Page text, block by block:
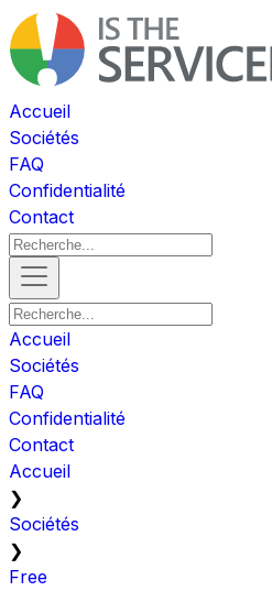
Accueil
Sociétés
FAQ
Confidentialité
Contact
Accueil
Sociétés
FAQ
Confidentialité
Contact
Accueil
❯
Sociétés
❯
Free